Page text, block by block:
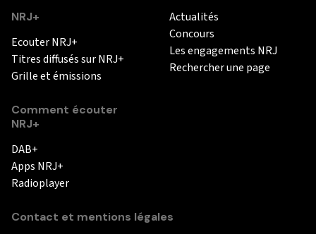
NRJ+
Ecouter NRJ+
Titres diffusés sur NRJ+
Grille et émissions
Comment écouter
NRJ+
DAB+
Apps NRJ+
Radioplayer
Actualités
Concours
Les engagements NRJ
Rechercher une page
Contact et mentions légales